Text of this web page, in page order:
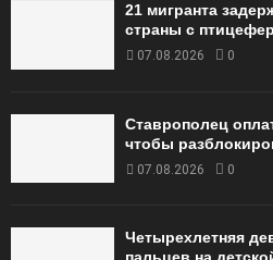
21 мигранта
страны с
07.08.2026 0
Ставрополец
чтобы
07.08.2026 0
Четырехлетняя